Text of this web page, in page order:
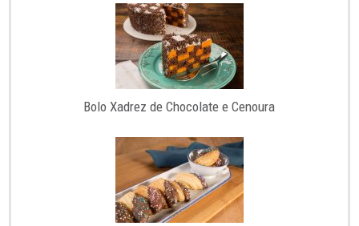
Bolo Xadrez de Chocolate e Cenoura